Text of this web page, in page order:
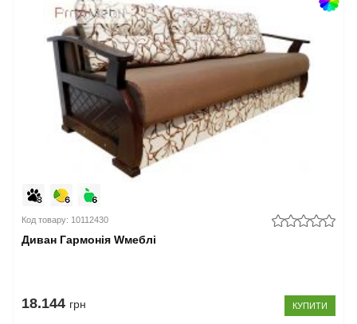
Код товару: 10112430
Диван Гармонія Wмеблі
18.144 грн КУПИТИ